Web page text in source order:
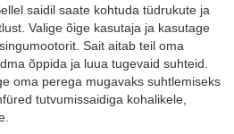
saidil saate kohtuda tüdrukute ja
Valige õige kasutaja ja kasutage
Sait aitab teil oma
õppida ja luua tugevaid suhteid.
oma perega mugavaks suhtlemiseks
tutvumissaidiga kohalikele,